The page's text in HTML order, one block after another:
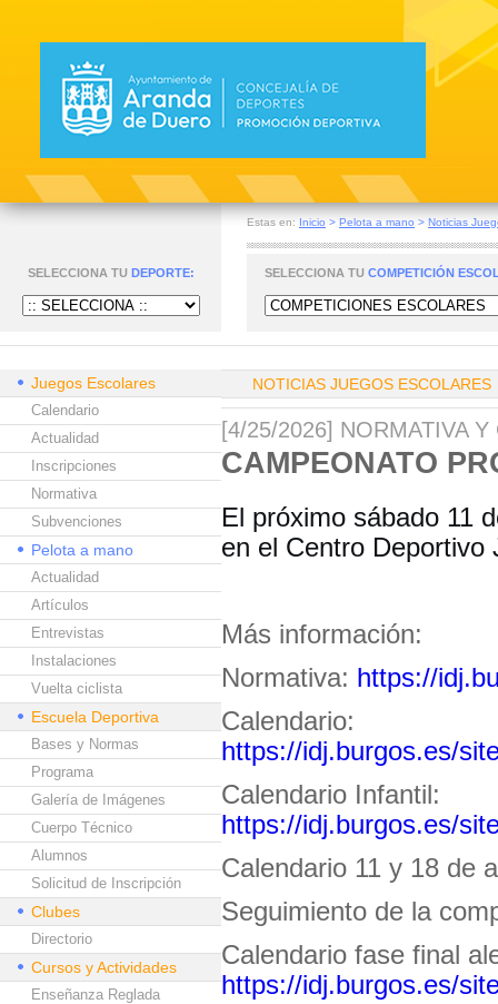
Estas en: Inicio > Pelota a mano > Noticias
SELECCIONA TU DEPORTE: SELECCIONA TU COMPETICIÓN
Juegos Escolares
Calendario
Actualidad
Inscripciones
Normativa
Subvenciones
Pelota a mano
Actualidad
Artículos
Entrevistas
Instalaciones
Vuelta ciclista
Escuela Deportiva
Bases y Normas
Programa
Galería de Imágenes
Cuerpo Técnico
Alumnos
Solicitud de Inscripción
Clubes
Directorio
Cursos y Actividades
Enseñanza Reglada
NOTICIAS JUEGOS ESCOLARES
[4/25/2026] NORMATIVA Y
CAMPEONATO
El próximo sábado 11
en el Centro Deportivo
Más información:
Normativa: https://
Calendario:
https://idj.burgos.es/
Calendario Infantil:
https://idj.burgos.es/
Calendario 11 y 18 de
Seguimiento de la
Calendario fase final
https://idj.burgos.es/